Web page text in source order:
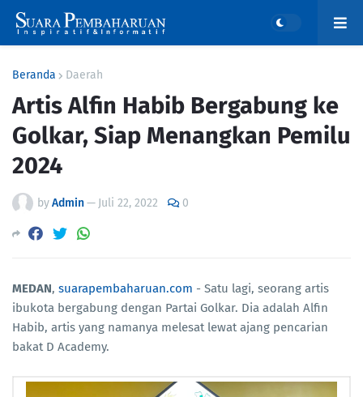
Beranda Daerah
Artis Alfin Habib Bergabung ke
Golkar, Siap Menangkan Pemilu
2024
byAdmin— Juli 22, 2022 0
MEDAN, suarapembaharuan.com - Satu lagi, seorang artis
ibukota bergabung dengan Partai Golkar. Dia adalah Alfin
Habib, artis yang namanya melesat lewat ajang pencarian
bakat D Academy.